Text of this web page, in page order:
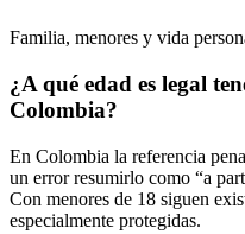
Familia, menores y vida
¿A qué edad es legal
Colombia?
En Colombia la referencia
un error resumirlo como “a
Con menores de 18 siguen
especialmente protegidas.